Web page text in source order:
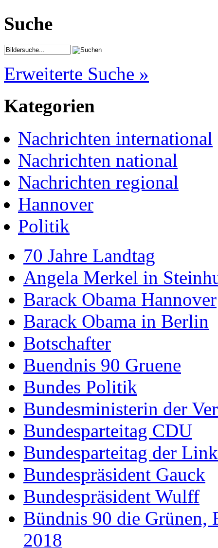
Suche
Erweiterte Suche »
Kategorien
Nachrichten international
Nachrichten national
Nachrichten regional
Hannover
Politik
70 Jahre Landtag
Angela Merkel in
Barack Obama Hannover
Barack Obama in Berlin
Botschafter
Buendnis 90 Gruene
Bundes Politik
Bundesministerin der
Bundesparteitag CDU
Bundesparteitag der
Bundespräsident Gauck
Bundespräsident Wulff
Bündnis 90 die Grünen,
2018